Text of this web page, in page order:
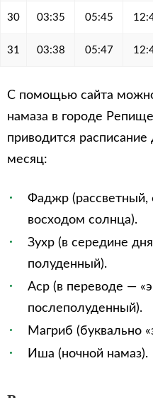
30 03:35 05:45
31 03:38 05:47
С помощью сайта
намаза в городе
приводится
месяц:
Фаджр
восходом солнца).
Зухр (в середине
полуденный).
Аср (в переводе —
послеполуденный).
Магриб (буквально
Иша (ночной намаз).